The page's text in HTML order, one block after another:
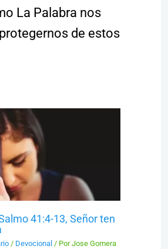
La Palabra nos
de estos
41:4-13, Señor ten
/ Devocional / PorJose Gomera